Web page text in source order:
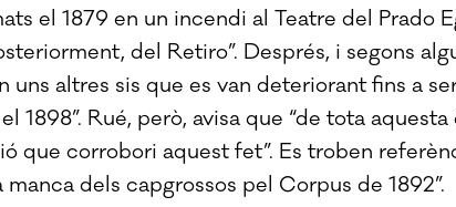
el 1879 en un incendi al Teatre del Prado
del Retiro”. Després, i segons
uns altres sis que es van deteriorant fins a
1898”. Rué, però, avisa que “de tota
que corrobori aquest fet”. Es troben
manca dels capgrossos pel Corpus de 1892”.